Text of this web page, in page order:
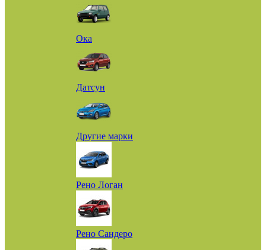
Ока
Датсун
Другие марки
Рено Логан
Рено Сандеро